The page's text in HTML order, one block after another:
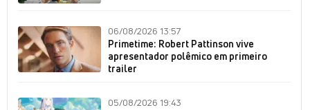
06/08/2026 13:57
Primetime: Robert Pattinson vive
apresentador polêmico em primeiro
trailer
05/08/2026 19:43